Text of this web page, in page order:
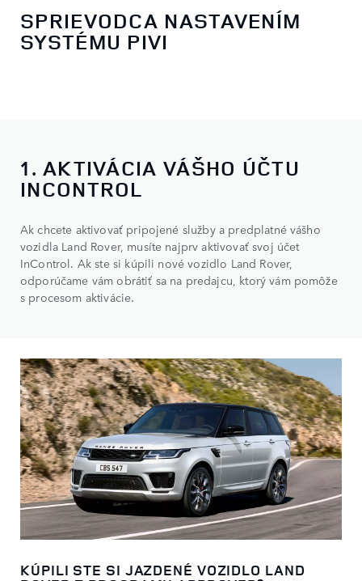
SPRIEVODCA NASTAVENÍM
SYSTÉMU PIVI
1. AKTIVÁCIA VÁŠHO ÚČTU
INCONTROL
Ak chcete aktivovať pripojené služby a predplatné vášho
vozidla Land Rover, musíte najprv aktivovať svoj účet
InControl. Ak ste si kúpili nové vozidlo Land Rover,
odporúčame vám obrátiť sa na predajcu, ktorý vám pomôže
s procesom aktivácie.
KÚPILI STE SI JAZDENÉ VOZIDLO LAND